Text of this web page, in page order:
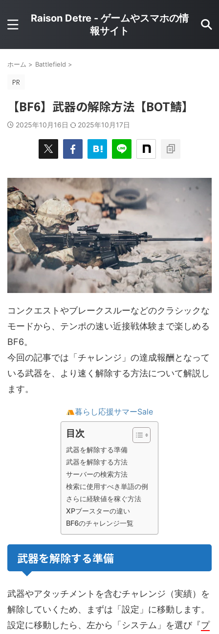
Raison Detre - ゲームやスマホの情
報サイト
ホーム > Battlefield >
【BF6】武器の解除方法【BOT鯖】
2025年10月16日 2025年10月17日
コンクエストやブレークスルーなどのクラシックな
モードから、テンポの速い近接戦体験まで楽しめる
BF6。
今回の記事では「チャレンジ」の達成報酬となって
いる武器を、より速く解除する方法について解説し
ます。
暮らし応援サマーSale
目次
武器を解除する準備
武器を解除する方法
サーバーの検索方法
検索に使用すべき単語の例
さらに経験値を稼ぐ方法
XPブースターの違い
BF6のチャレンジ一覧
武器を解除する準備
武器やアタッチメントを含むチャレンジ（実績）を
解除していくため、まずは「設定」に移動します。
設定に移動したら、左から「システム」を選び『プ